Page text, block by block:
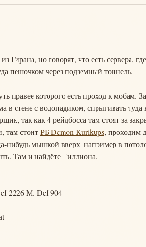
из Гирана, но говорят, что есть сервера,
пешочком через подземный тоннель.
правее которого есть проход к мобам.
в стене с водопадиком, спрыгивать
так как 4 рейдбосса там стоят за
там стоитРБ Demon Kurikups, проходим
нибудь мышкой вверх, например в
Там и найдёте Тиллиона.
2226 M. Def 904